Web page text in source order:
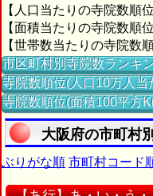
【人口当たりの寺院数順
【面積当たりの寺院数順
【世帯数当たりの寺院数
市区町村別寺院数ランキ
寺院数順位(人口10万人当
寺院数順位(面積100平方
大阪府の市町村
ぶりがな順 市町村コード